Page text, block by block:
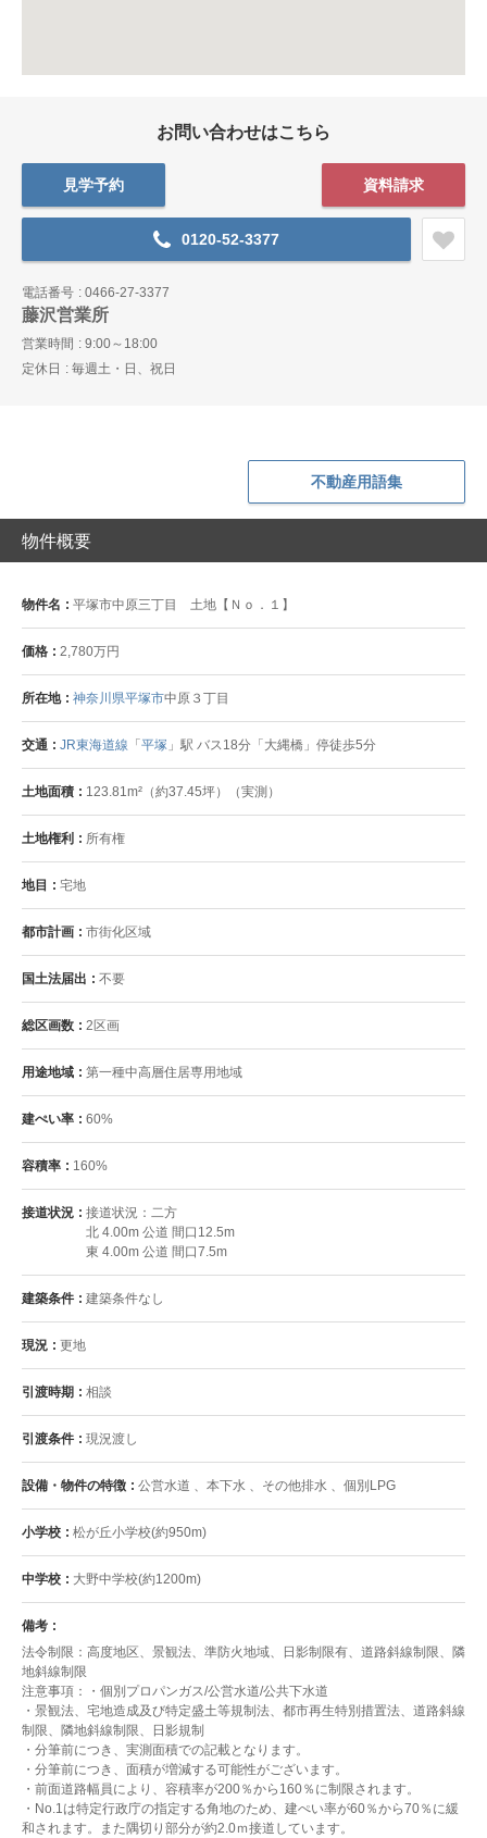
お問い合わせはこちら
見学予約 資料請求
0120-52-3377
電話番号 0466-27-3377
藤沢営業所
営業時間
9:00～18:00
定休日
毎週土・日、祝日
不動産用語集
物件概要
物件名 平塚市中原三丁目 土地【Ｎｏ．１】
価格 2,780万円
所在地 神奈川県平塚市中原３丁目
交通 JR東海道線 「平塚 」駅 バス18分「大縄橋」停徒歩5分
土地面積 123.81m²（約37.45坪）（実測）
土地権利 所有権
地目 宅地
都市計画 市街化区域
国土法届出 不要
総区画数 2区画
用途地域 第一種中高層住居専用地域
建ぺい率 60%
容積率 160%
接道状況
接道状況：二方
北 4.00m 公道 間口12.5m
東 4.00m 公道 間口7.5m
建築条件 建築条件なし
現況 更地
引渡時期 相談
引渡条件 現況渡し
設備・物件の特徴 公営水道 、本下水 、その他排水 、個別LPG
小学校 松が丘小学校(約950m)
中学校 大野中学校(約1200m)
備考
法令制限：高度地区、景観法、準防火地域、日影制限有、道路斜線制限、隣
地斜線制限
注意事項：・個別プロパンガス/公営水道/公共下水道
・景観法、宅地造成及び特定盛土等規制法、都市再生特別措置法、道路斜線
制限、隣地斜線制限、日影規制
・分筆前につき、実測面積での記載となります。
・分筆前につき、面積が増減する可能性がございます。
・前面道路幅員により、容積率が200％から160％に制限されます。
・No.1は特定行政庁の指定する角地のため、建ぺい率が60％から70％に緩
和されます。また隅切り部分が約2.0ｍ接道しています。